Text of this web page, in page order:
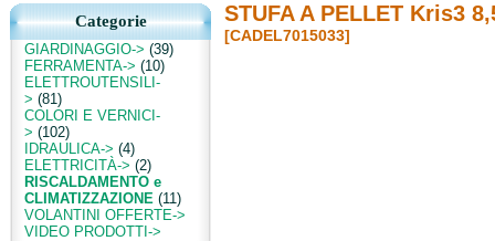
Categorie
GIARDINAGGIO-> (39)
FERRAMENTA-> (10)
ELETTROUTENSILI-
> (81)
COLORI E VERNICI-
> (102)
IDRAULICA-> (4)
ELETTRICITÀ-> (2)
RISCALDAMENTO e
CLIMATIZZAZIONE (11)
VOLANTINI OFFERTE->
VIDEO PRODOTTI->
STUFA A PELLET Kris3
[CADEL7015033]